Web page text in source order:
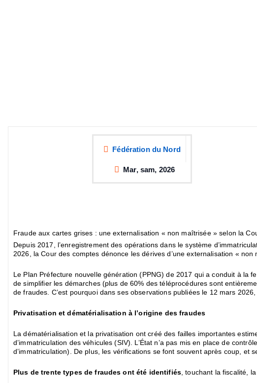
Fédération du Nord
Mar, sam, 2026
Fraude aux cartes grises : une externalisation « non maîtrisée » selon la
Depuis 2017, l’enregistrement des opérations dans le système
2026, la Cour des comptes dénonce les dérives d’une externalisation « non
Le Plan Préfecture nouvelle génération (PPNG) de 2017 qui a conduit à la
de simplifier les démarches (plus de 60% des téléprocédures sont
de fraudes. C’est pourquoi dans ses observations publiées le 12 mars
Privatisation et dématérialisation à l’origine des fraudes
La dématérialisation et la privatisation ont créé des failles importantes
d’immatriculation des véhicules (SIV). L’État n’a pas mis en place de
d’immatriculation). De plus, les vérifications se font souvent après coup, et
Plus de trente types de fraudes ont été identifiés , touchant la fiscalité,